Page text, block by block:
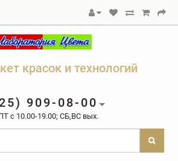
красок и технологий
909-08-00
c 10.00-19.00; СБ,ВС вых.